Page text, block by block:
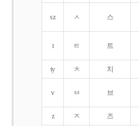
sz ㅅ 스
t ㅌ 트
ty ㅊ 치
v ㅂ 브
z ㅈ 즈